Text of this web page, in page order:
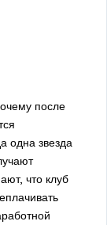
после
одна звезда
что клуб